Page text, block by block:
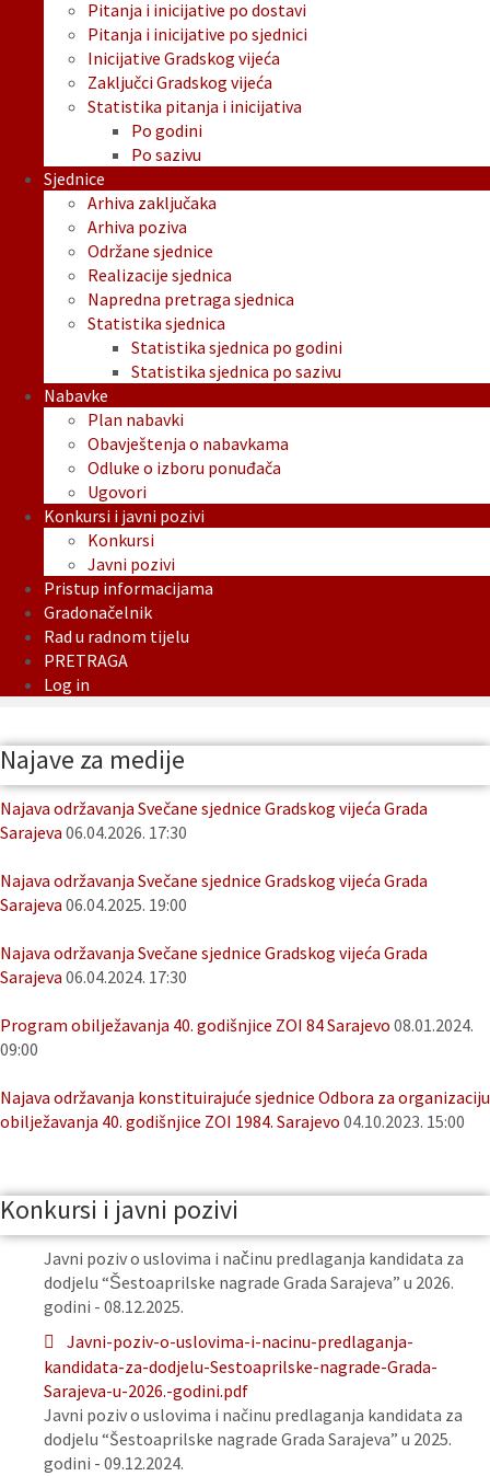
Pitanja i inicijative po dostavi
Pitanja i inicijative po sjednici
Inicijative Gradskog vijeća
Zaključci Gradskog vijeća
Statistika pitanja i inicijativa
Po godini
Po sazivu
Sjednice
Arhiva zaključaka
Arhiva poziva
Održane sjednice
Realizacije sjednica
Napredna pretraga sjednica
Statistika sjednica
Statistika sjednica po godini
Statistika sjednica po sazivu
Nabavke
Plan nabavki
Obavještenja o nabavkama
Odluke o izboru ponuđača
Ugovori
Konkursi i javni pozivi
Konkursi
Javni pozivi
Pristup informacijama
Gradonačelnik
Rad u radnom tijelu
PRETRAGA
Log in
Najave za medije
Najava održavanja Svečane sjednice Gradskog vijeća Grada
Sarajeva 06.04.2026. 17:30
Najava održavanja Svečane sjednice Gradskog vijeća Grada
Sarajeva 06.04.2025. 19:00
Najava održavanja Svečane sjednice Gradskog vijeća Grada
Sarajeva 06.04.2024. 17:30
Program obilježavanja 40. godišnjice ZOI 84 Sarajevo 08.01.2024.
09:00
Najava održavanja konstituirajuće sjednice Odbora za organizaciju
obilježavanja 40. godišnjice ZOI 1984. Sarajevo 04.10.2023. 15:00
Konkursi i javni pozivi
Javni poziv o uslovima i načinu predlaganja kandidata za
dodjelu “Šestoaprilske nagrade Grada Sarajeva” u 2026.
godini - 08.12.2025.
Javni-poziv-o-uslovima-i-nacinu-predlaganja-
kandidata-za-dodjelu-Sestoaprilske-nagrade-Grada-
Sarajeva-u-2026.-godini.pdf
Javni poziv o uslovima i načinu predlaganja kandidata za
dodjelu “Šestoaprilske nagrade Grada Sarajeva” u 2025.
godini - 09.12.2024.